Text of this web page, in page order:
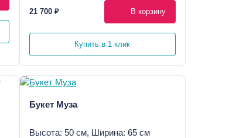
21 700 ₽ В корзину
Купить в 1 клик
Букет Муза
Высота: 50 см, Ширина: 65 см